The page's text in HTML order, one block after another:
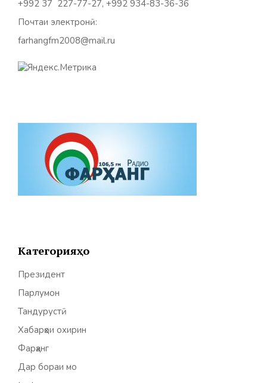
+992 37 227-77-27, +992 934-83-36-36
Почтаи электронӣ:
farhangfm2008@mail.ru
Категорияҳо
Президент
Парлумон
Тандурустӣ
Хабарҳои охирин
Фарҳанг
Дар бораи мо